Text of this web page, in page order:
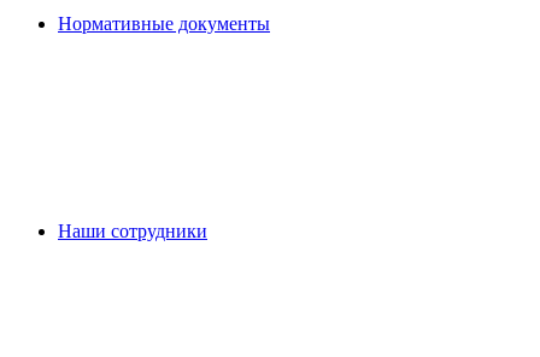
Нормативные документы
Наши сотрудники